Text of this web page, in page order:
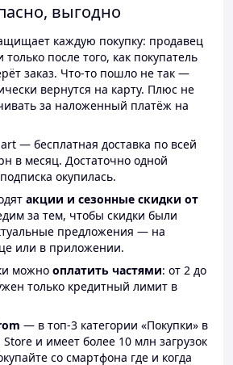
выгодно
каждую покупку: продавец
только после того, как покупатель
заказ. Что-то пошло не так —
вернутся на карту. Плюс не
за наложенный платёж на
— бесплатная доставка по всей
в месяц. Достаточно одной
окупилась.
акции и сезонные скидки от
за тем, чтобы скидки были
предложения — на
или в приложении.
можно оплатить частями: от 2 до
только кредитный лимит в
— в топ-3 категории «Покупки» в
и имеет более 10 млн загрузок
со смартфона где и когда